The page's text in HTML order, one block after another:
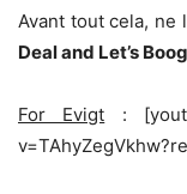
Avant tout cela, ne
Deal and Let’s
For Evigt :